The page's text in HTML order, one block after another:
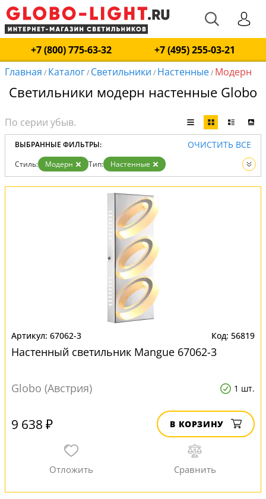
+7 (800) 775-63-32
+7 (495) 255-03-21
Главная / Каталог/ Светильники / Настенные/ Модерн
Светильники модерн настенные Globo
ВЫБРАННЫЕ ФИЛЬТРЫ: ОЧИСТИТЬ ВСЕ
Стиль: Модерн Тип:
Настенные
Вид:
Светильники
67062-3 56819
Настенный светильник Mangue 67062-3
Globo (Австрия) 1 шт.
9 638 ₽ В КОРЗИНУ